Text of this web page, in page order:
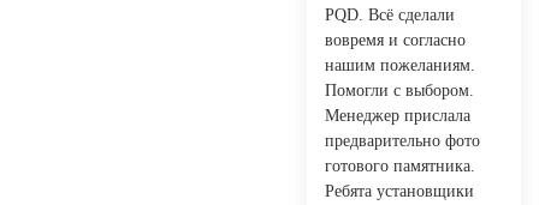
PQD. Всё сделали
вовремя и согласно
нашим пожеланиям.
Помогли с выбором.
Менеджер прислала
предварительно фото
готового памятника.
Ребята установщики